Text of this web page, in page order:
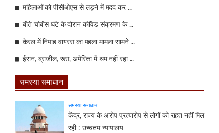
महिलाओं को पीसीओएस से लड़ने में मदद कर ...
बीते चौबीस घंटे के दौरान कोविड संक्रमण के ...
केरल में निपाह वायरस का पहला मामला सामने ...
ईरान, ब्राजील, रूस, अमेरिका में थम नहीं रहा ...
समस्या समाधान
समस्या समाधान
केंद्र, राज्य के आरोप प्रत्यारोप से लोगों को राहत नहीं मिल
रही : उच्चतम न्यायालय